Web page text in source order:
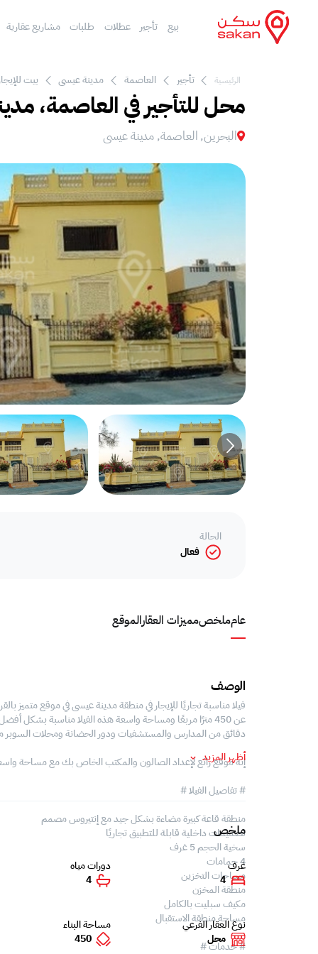
بيع تأجير عطلات طلبات مشاريع عقارية
الرئيسية تأجير العاصمة مدينة عيسى بيت
محل للتأجير في العاصمة،
البحرين, العاصمة, مدينة عيسى
عامملخصمميزات العقارالموقع
الحالة
فعال
الوصف
فيلا مناسبة تجاريًا للإيجار في منطقة مدينة عيسى في موقع متميز
عن 450 مترًا مربعًا ومساحة واسعة هذه الفيلا مناسبة
دقائق من المدارس والمستشفيات ودور الحضانة ومحلات السوبر
إنه موقع رائع لإعداد الصالون والمكتب الخاص بك مع مساحة واسعة
# تفاصيل الفيلا #
منطقة قاعة كبيرة مضاءة بشكل جيد مع إنتيروس مصمم
تصميمات داخلية قابلة للتطبيق تجاريًا
سخية الحجم 5 غرف
4 حمامات
مساحات التخزين
منطقة المخزن
مكيف سبليت بالكامل
مساحة منطقة الاستقبال
# خدمات #
أظهر المزيد
ملخص
غرف
4
دورات مياه
4
نوع العقار الفرعي
محل
مساحة البناء
450